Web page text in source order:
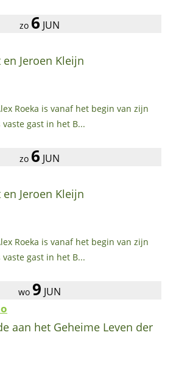
zo 6 JUN
Jeroen Kleijn
Roeka is vanaf het begin van zijn
gast in het B...
zo 6 JUN
Jeroen Kleijn
Roeka is vanaf het begin van zijn
gast in het B...
wo 9 JUN
aan het Geheime Leven der